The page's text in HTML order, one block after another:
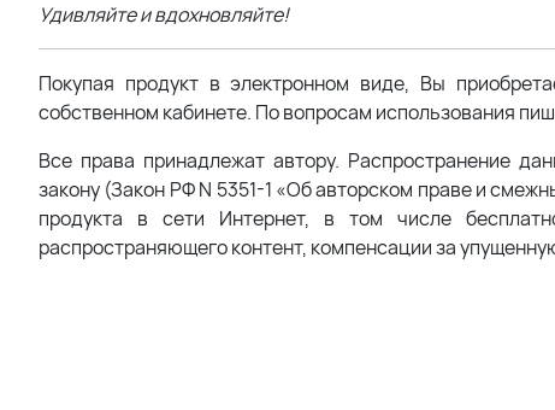
Удивляйте и вдохновляйте!
Покупая продукт в электронном виде, Вы
собственном кабинете. По вопросам использования
Все права принадлежат автору. Распространение
закону (Закон РФ N 5351-1 «Об авторском праве и
продукта в сети Интернет, в том числе
распространяющего контент, компенсации за